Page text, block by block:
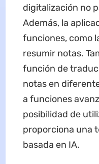
digitalización no
Además, la
funciones, como
resumir notas.
función de
notas en
a funciones
posibilidad de
proporciona una
basada en IA.